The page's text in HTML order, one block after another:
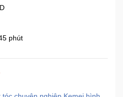
phút